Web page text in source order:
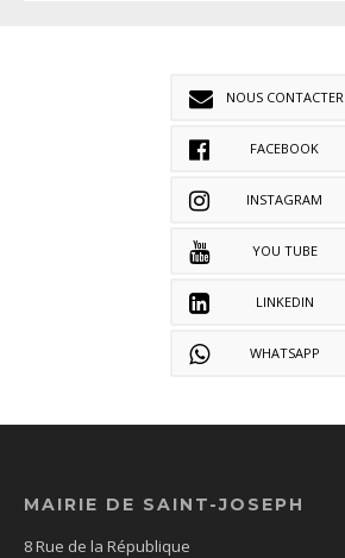
NOUS CONTACTER
FACEBOOK
INSTAGRAM
YOU TUBE
LINKEDIN
WHATSAPP
MAIRIE DE SAINT-JOSEPH
8 Rue de la République